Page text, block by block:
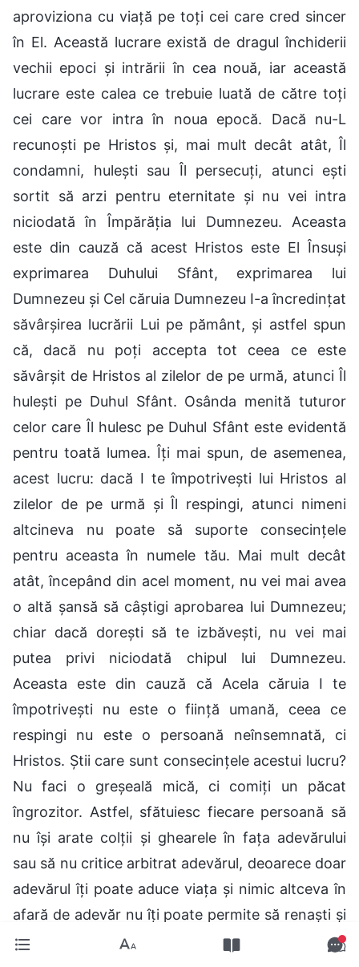
aproviziona cu viață pe toți cei care cred sincer
în El. Această lucrare există de dragul închiderii
vechii epoci și intrării în cea nouă, iar această
lucrare este calea ce trebuie luată de către toți
cei care vor intra în noua epocă. Dacă nu-L
recunoști pe Hristos și, mai mult decât atât, Îl
condamni, hulești sau Îl persecuți, atunci ești
sortit să arzi pentru eternitate și nu vei intra
niciodată în Împărăția lui Dumnezeu. Aceasta
este din cauză că acest Hristos este El Însuși
exprimarea Duhului Sfânt, exprimarea lui
Dumnezeu și Cel căruia Dumnezeu I-a încredințat
săvârșirea lucrării Lui pe pământ, și astfel spun
că, dacă nu poți accepta tot ceea ce este
săvârșit de Hristos al zilelor de pe urmă, atunci Îl
hulești pe Duhul Sfânt. Osânda menită tuturor
celor care Îl hulesc pe Duhul Sfânt este evidentă
pentru toată lumea. Îți mai spun, de asemenea,
acest lucru: dacă I te împotrivești lui Hristos al
zilelor de pe urmă și Îl respingi, atunci nimeni
altcineva nu poate să suporte consecințele
pentru aceasta în numele tău. Mai mult decât
atât, începând din acel moment, nu vei mai avea
o altă șansă să câștigi aprobarea lui Dumnezeu;
chiar dacă dorești să te izbăvești, nu vei mai
putea privi niciodată chipul lui Dumnezeu.
Aceasta este din cauză că Acela căruia I te
împotrivești nu este o ființă umană, ceea ce
respingi nu este o persoană neînsemnată, ci
Hristos. Știi care sunt consecințele acestui lucru?
Nu faci o greșeală mică, ci comiți un păcat
îngrozitor. Astfel, sfătuiesc fiecare persoană să
nu își arate colții și ghearele în fața adevărului
sau să nu critice arbitrat adevărul, deoarece doar
adevărul îți poate aduce viața și nimic altceva în
afară de adevăr nu îți poate permite să renaști și
să privești chipul lui Dumnezeu din nou.